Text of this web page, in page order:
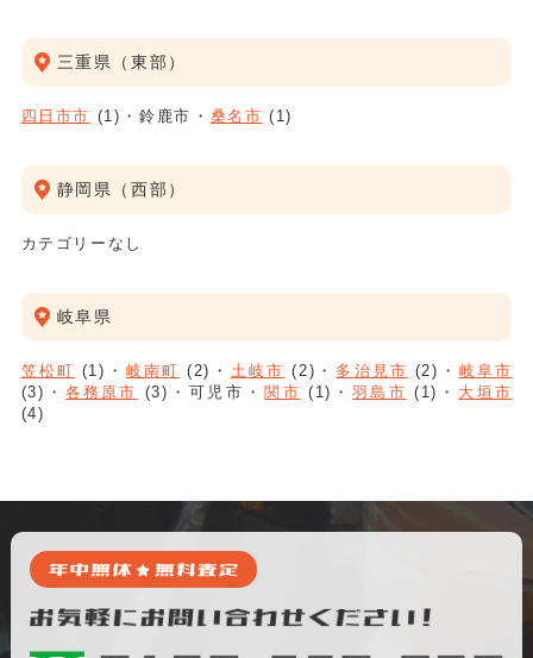
三重県（東部）
四日市市 (1) 鈴鹿市 桑名市 (1)
静岡県（西部）
カテゴリーなし
岐阜県
笠松町 (1) 岐南町 (2) 土岐市 (2) 多治見市 (2)
岐阜市
(3)
各務原市 (3) 可児市 関市 (1) 羽島市 (1)
大垣市
(4)